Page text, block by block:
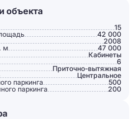
объекта
15
42 000
2008
м
47 000
Кабинеты
6
Приточно-вытяжная
Центральное
паркинга
500
паркинга
200